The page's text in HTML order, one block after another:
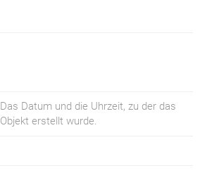
Das Datum und die Uhrzeit, zu der das
Objekt erstellt wurde.